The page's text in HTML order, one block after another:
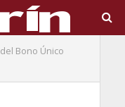
Bono Único